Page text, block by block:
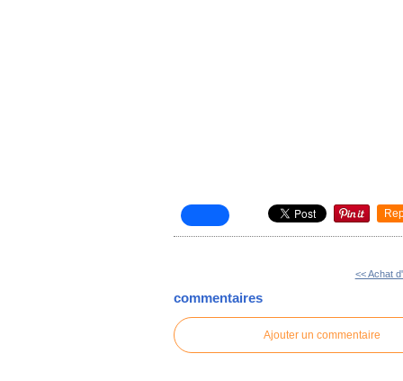
<< Achat
commentaires
Ajouter un commentaire